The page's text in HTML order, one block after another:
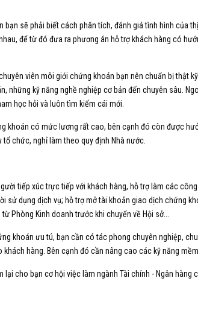
sẽ phải biết cách phân tích, đánh giá tình hình của
để từ đó đưa ra phương án hỗ trợ khách hàng có
viên môi giới chứng khoán bạn nên chuẩn bị thật
những kỹ năng nghề nghiệp cơ bản đến chuyên sâu.
học hỏi và luôn tìm kiếm cái mới.
khoán có mức lương rất cao, bên cạnh đó còn được
chức, nghỉ làm theo quy định Nhà nước.
tiếp xúc trực tiếp với khách hàng, hỗ trợ làm các
sử dụng dịch vụ; hỗ trợ mở tài khoản giao dịch chứng
Phòng Kinh doanh trước khi chuyển về Hội sở...
khoán ưu tú, bạn cần có tác phong chuyên nghiệp,
hàng. Bên cạnh đó cần nâng cao các kỹ năng
lại cho bạn cơ hội việc làm ngành Tài chính - Ngân